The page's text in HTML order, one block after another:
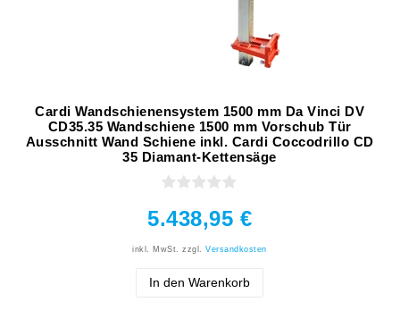
Cardi Wandschienensystem 1500 mm Da Vinci DV
CD35.35 Wandschiene 1500 mm Vorschub Tür
Ausschnitt Wand Schiene inkl. Cardi Coccodrillo CD
35 Diamant-Kettensäge
5.438,95 €
inkl. MwSt. zzgl.Versandkosten
In den Warenkorb